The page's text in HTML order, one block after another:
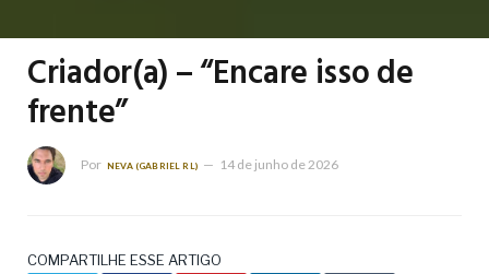
Criador(a) – “Encare isso de
frente”
Por NEVA (GABRIEL RL) 14 de junho de 2026
COMPARTILHE ESSE ARTIGO